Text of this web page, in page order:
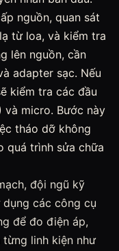
nguồn, quan sát
từ loa, và kiểm tra
lên nguồn, cần
adapter sạc. Nếu
kiểm tra các đầu
và micro. Bước này
tháo dỡ không
quá trình sửa chữa
đội ngũ kỹ
các công cụ
để đo điện áp,
linh kiện như